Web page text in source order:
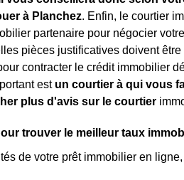
à Planchez. Enfin, le courtier
partenaire pour négocier
pièces justificatives doivent
contracter le crédit immobilier
est un courtier à qui vous
plus d'avis sur le courtier
trouver le meilleur taux
de votre prêt immobilier en